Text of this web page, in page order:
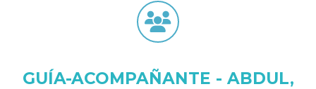
GUÍA-ACOMPAÑANTE - ABDUL,